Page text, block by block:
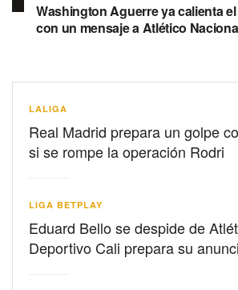
Washington Aguerre ya calienta
con un mensaje a Atlético
LALIGA
Real Madrid prepara un golpe
si se rompe la operación Rodri
LIGA BETPLAY
Eduard Bello se despide de
Deportivo Cali prepara su